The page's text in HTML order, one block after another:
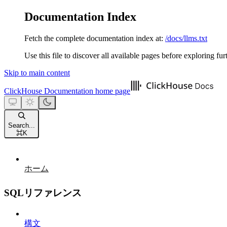
Documentation Index
Fetch the complete documentation index at: /docs/llms.txt
Use this file to discover all available pages before exploring
Skip to main content
ClickHouse Documentation home page
Search...
⌘K
ホーム
SQLリファレンス
構文